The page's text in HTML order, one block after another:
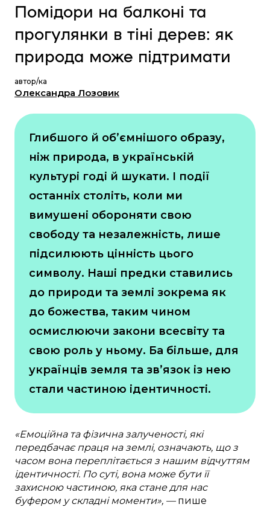
Помідори на балконі та
прогулянки в тіні дерев: як
природа може підтримати
автор/ка
Олександра Лозовик
Глибшого й об’ємнішого образу,
ніж природа, в українській
культурі годі й шукати. І події
останніх століть, коли ми
вимушені обороняти свою
свободу та незалежність, лише
підсилюють цінність цього
символу. Наші предки ставились
до природи та землі зокрема як
до божества, таким чином
осмислюючи закони всесвіту та
свою роль у ньому. Ба більше, для
українців земля та зв’язок із нею
стали частиною ідентичності.
«Емоційна та фізична залученості, які
передбачає праця на землі, означають, що з
часом вона переплітається з нашим відчуттям
ідентичності. По суті, вона може бути її
захисною частиною, яка стане для нас
буфером у складні моменти», —пише